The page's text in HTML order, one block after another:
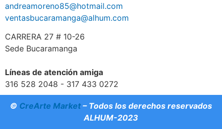
andreamoreno85@hotmail.com
ventasbucaramanga@alhum.com
CARRERA 27 # 10-26
Sede Bucaramanga
Líneas de atención amiga
316 528 2048 - 317 433 0272
© CreArte Market – Todos los derechos reservados
ALHUM-2023